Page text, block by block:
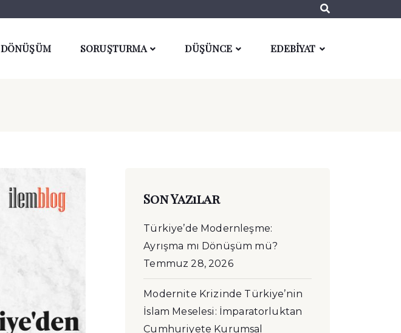
DÖNÜŞÜM SORUŞTURMA DÜŞÜNCE EDEBİYAT
Son Yazılar
Türkiye’de Modernleşme:
Ayrışma mı Dönüşüm mü?
Temmuz 28, 2026
Modernite Krizinde Türkiye’nin
İslam Meselesi: İmparatorluktan
Cumhuriyete Kurumsal